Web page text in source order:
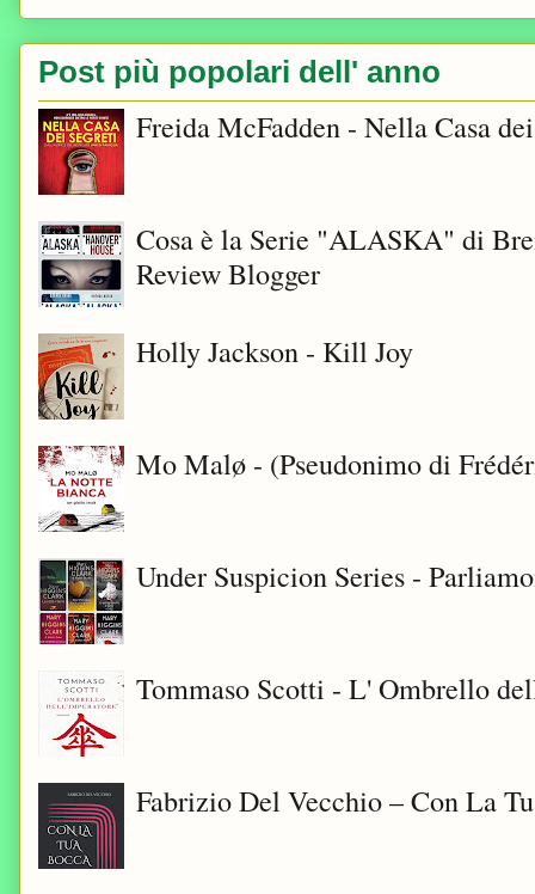
Post più popolari dell' anno
Freida McFadden - Nella Casa
Cosa è la Serie "ALASKA" di
Review Blogger
Holly Jackson - Kill Joy
Mo Malø - (Pseudonimo di
Under Suspicion Series -
Tommaso Scotti - L' Ombrello
Fabrizio Del Vecchio – Con La